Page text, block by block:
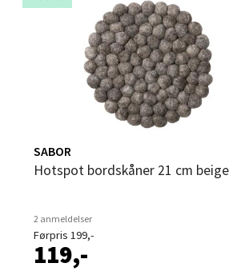
SABOR
Hotspot bordskåner 21 cm beige
2 anmeldelser
Førpris 199,-
119,-
10 i butikk
Leirvik - Stord
Torgbakken 2, 5401 Stord